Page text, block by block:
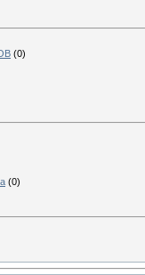
(0)
(0)